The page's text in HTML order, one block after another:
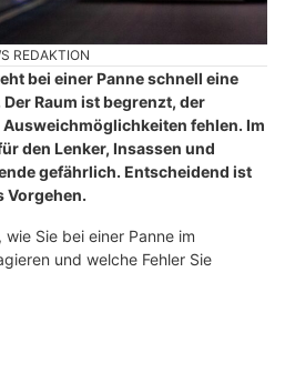
REDAKTION
bei einer Panne schnell eine
Raum ist begrenzt, der
fehlen. Im
den Lenker, Insassen und
gefährlich. Entscheidend ist
Vorgehen.
Sie bei einer Panne im
und welche Fehler Sie